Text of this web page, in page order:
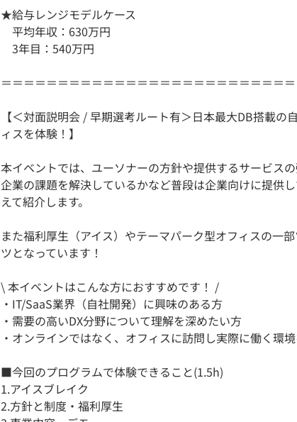
★給与レンジモデルケース
平均年収：630万円
3年目：540万円
＝＝＝＝＝＝＝＝＝＝＝＝＝＝＝＝＝＝＝＝＝＝＝＝＝
【＜対面説明会 / 早期選考ルート有＞日本最大DB搭載の
ィスを体験！】
本イベントでは、ユーソナーの方針や提供するサービス
企業の課題を解決しているかなど普段は企業向けに提供
えて紹介します。
また福利厚生（アイス）やテーマパーク型オフィスの一
ツとなっています！
\ 本イベントはこんな方におすすめです！ /
・IT/SaaS業界（自社開発）に興味のある方
・需要の高いDX分野について理解を深めたい方
・オンラインではなく、オフィスに訪問し実際に働く環
■今回のプログラムで体験できること(1.5h)
1.アイスブレイク
2.方針と制度・福利厚生